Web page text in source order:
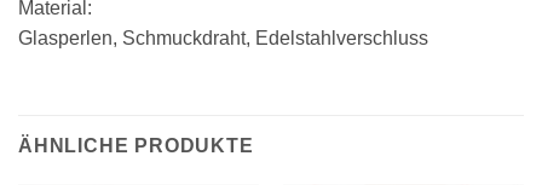
Material:
Glasperlen, Schmuckdraht, Edelstahlverschluss
ÄHNLICHE PRODUKTE